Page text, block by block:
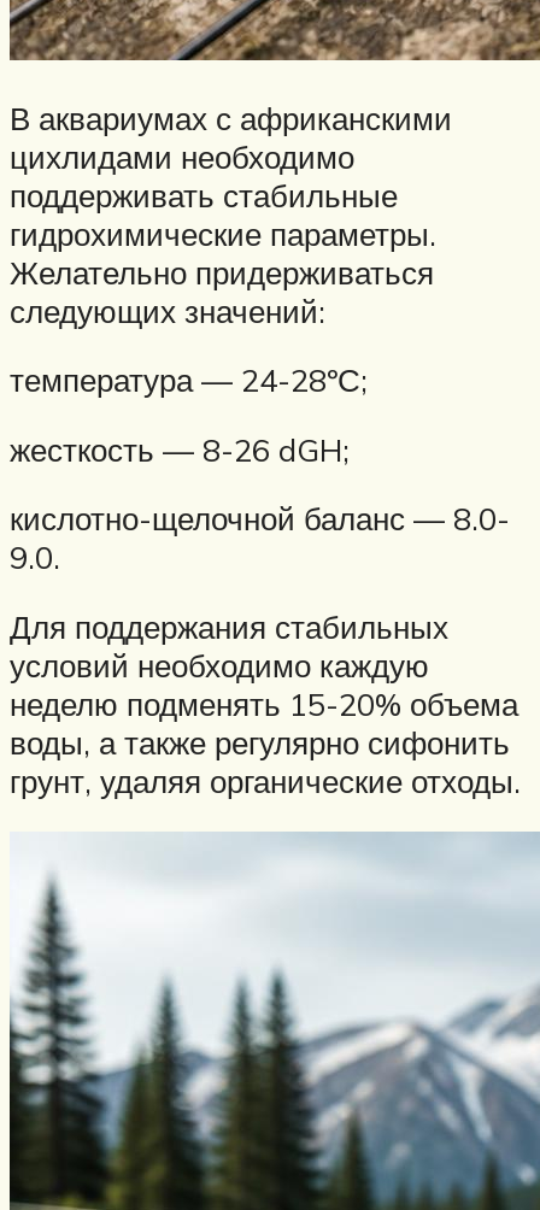
В аквариумах с африканскими
цихлидами необходимо
поддерживать стабильные
гидрохимические параметры.
Желательно придерживаться
следующих значений:
температура — 24-28ºС;
жесткость — 8-26 dGH;
кислотно-щелочной баланс — 8.0-
9.0.
Для поддержания стабильных
условий необходимо каждую
неделю подменять 15-20% объема
воды, а также регулярно сифонить
грунт, удаляя органические отходы.